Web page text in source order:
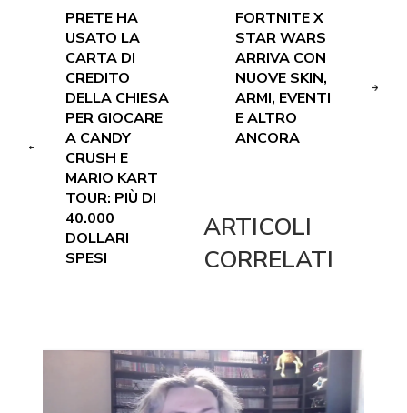
PRETE HA
USATO LA
CARTA DI
CREDITO
DELLA CHIESA
PER GIOCARE
A CANDY
CRUSH E
MARIO KART
TOUR: PIÙ DI
40.000
DOLLARI
SPESI
FORTNITE X
STAR WARS
ARRIVA CON
NUOVE SKIN,
ARMI, EVENTI
E ALTRO
ANCORA
ARTICOLI
CORRELATI